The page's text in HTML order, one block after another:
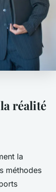
réalité
la
méthodes